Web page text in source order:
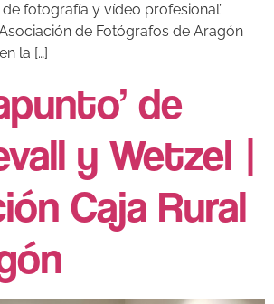
de fotografía y vídeo profesional’
de Fotógrafos de Aragón
la […]
de
y Wetzel |
Caja Rural